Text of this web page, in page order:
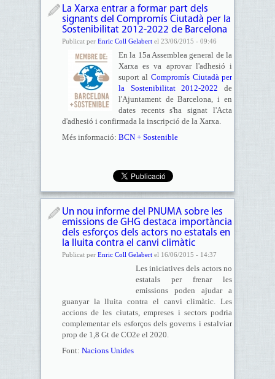
La Xarxa entrar a formar part dels
signants del Compromís Ciutadà per la
Sostenibilitat 2012-2022 de Barcelona
Publicat per Enric Coll Gelabertel 23/06/2015 - 09:46
En la 15a Assemblea general de la
Xarxa es va aprovar l'adhesió i
suport al Compromís Ciutadà per
la Sostenibilitat 2012-2022 de
l'Ajuntament de Barcelona, i en
dates recents s'ha signat l'Acta
d'adhesió i confirmada la inscripció de la Xarxa.
Més informació: BCN + Sostenible
Un nou informe del PNUMA sobre les
emissions de GHG destaca importància
dels esforços dels actors no estatals en
la lluita contra el canvi climàtic
Publicat per Enric Coll Gelabertel 16/06/2015 - 14:37
Les iniciatives dels actors no
estatals per frenar les
emissions poden ajudar a
guanyar la lluita contra el canvi climàtic. Les
accions de les ciutats, empreses i sectors podria
complementar els esforços dels governs i estalviar
prop de 1,8 Gt de CO2e el 2020.
Font: Nacions Unides